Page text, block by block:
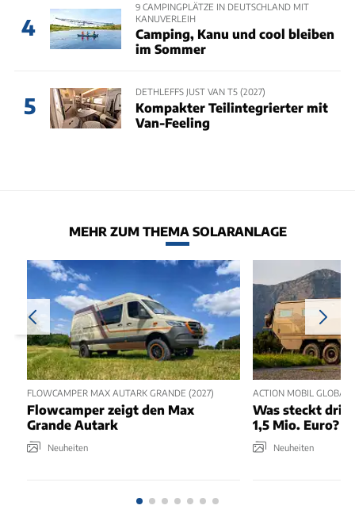
4
9 CAMPINGPLÄTZE IN DEUTSCHLAND MIT
KANUVERLEIH
Camping, Kanu und cool bleiben
im Sommer
5
DETHLEFFS JUST VAN T5 (2027)
Kompakter Teilintegrierter mit
Van-Feeling
MEHR ZUM THEMA SOLARANLAGE
FLOWCAMPER MAX AUTARK GRANDE (2027)
Flowcamper zeigt den Max
Grande Autark
Neuheiten
ACTION MOBIL GLOBAL
Was steckt drin
1,5 Mio. Euro?
Neuheiten